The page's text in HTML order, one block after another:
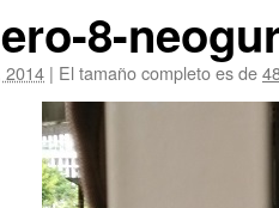
8-
2014 | El tamaño completo es de